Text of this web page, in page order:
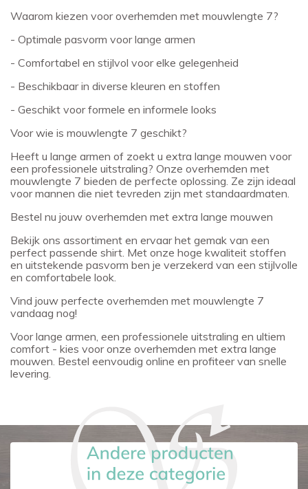
Waarom kiezen voor overhemden met mouwlengte 7?
- Optimale pasvorm voor lange armen
- Comfortabel en stijlvol voor elke gelegenheid
- Beschikbaar in diverse kleuren en stoffen
- Geschikt voor formele en informele looks
Voor wie is mouwlengte 7 geschikt?
Heeft u lange armen of zoekt u extra lange mouwen voor
een professionele uitstraling? Onze overhemden met
mouwlengte 7 bieden de perfecte oplossing. Ze zijn ideaal
voor mannen die niet tevreden zijn met standaardmaten.
Bestel nu jouw overhemden met extra lange mouwen
Bekijk ons assortiment en ervaar het gemak van een
perfect passende shirt. Met onze hoge kwaliteit stoffen
en uitstekende pasvorm ben je verzekerd van een stijlvolle
en comfortabele look.
Vind jouw perfecte overhemden met mouwlengte 7
vandaag nog!
Voor lange armen, een professionele uitstraling en ultiem
comfort - kies voor onze overhemden met extra lange
mouwen. Bestel eenvoudig online en profiteer van snelle
levering.